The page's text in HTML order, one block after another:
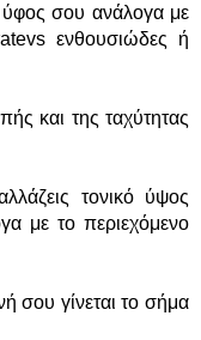
σου ανάλογα με
ενθουσιώδες ή
και της ταχύτητας
τονικό ύψος
με το περιεχόμενο
σου γίνεται το σήμα